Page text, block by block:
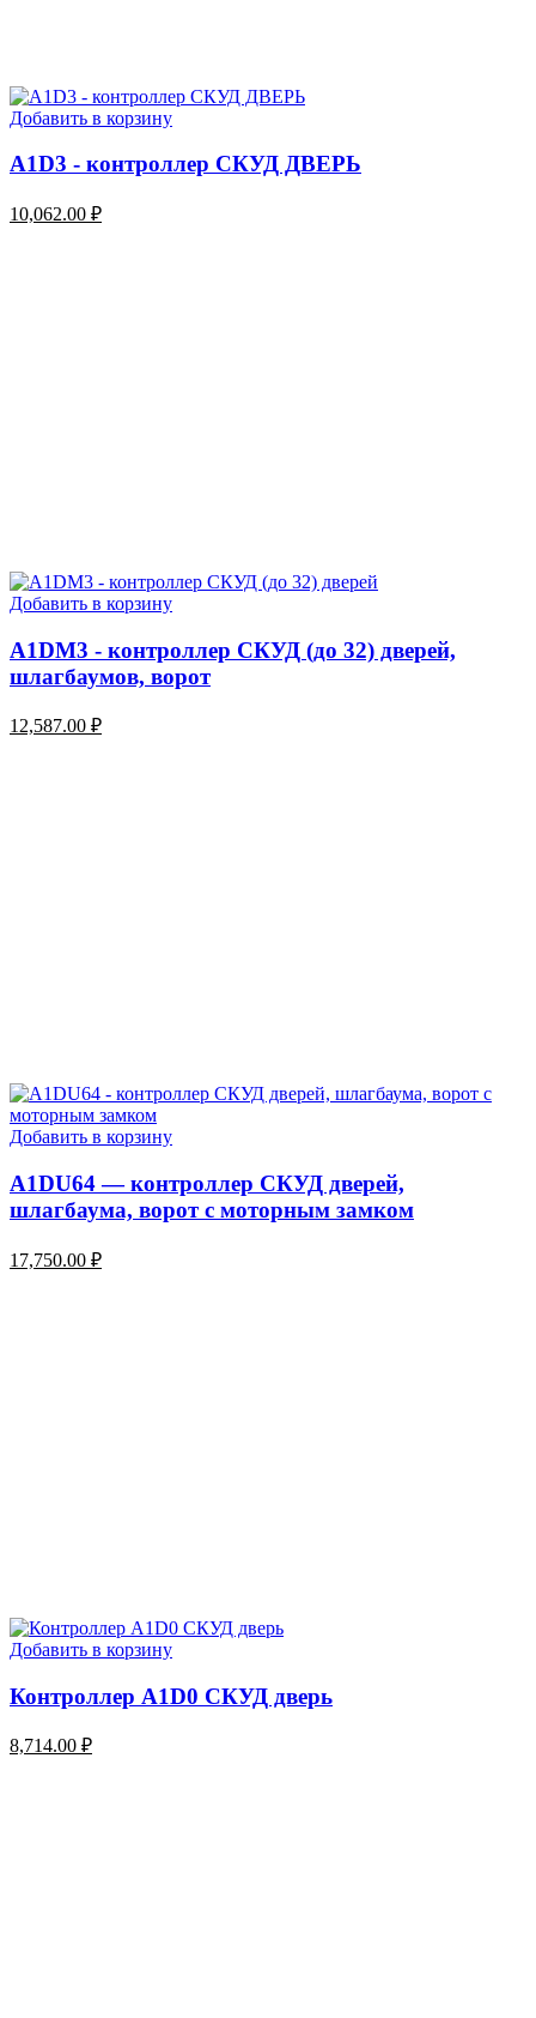
Добавить в корзину
A1D3 - контроллер СКУД ДВЕРЬ
10,062.00 ₽
Добавить в корзину
A1DM3 - контроллер СКУД (до 32) дверей,
шлагбаумов, ворот
12,587.00 ₽
Добавить в корзину
A1DU64 — контроллер СКУД дверей,
шлагбаума, ворот с моторным замком
17,750.00 ₽
Добавить в корзину
Контроллер A1D0 СКУД дверь
8,714.00 ₽